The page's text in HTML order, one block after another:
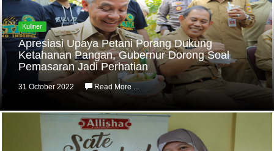
Kuliner
Apresiasi Upaya Petani Porang Dukung
Ketahanan Pangan, Gubernur Dorong Soal
Pemasaran Jadi Perhatian
31 October 2022 Read More ...